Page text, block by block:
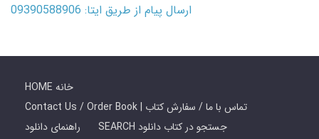
ارسال پیام از طریق ایتا: 09390588906
HOME خانه
Contact Us / Order Book | تماس با ما / سفارش کتاب
راهنمای دانلود
SEARCH جستجو در کتاب دانلود